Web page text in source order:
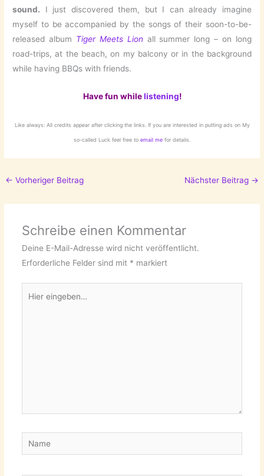
sound. I just discovered them, but I can already imagine
myself to be accompanied by the songs of their soon-to-be-
released album Tiger Meets Lionall summer long – on long
road-trips, at the beach, on my balcony or in the background
while having BBQs with friends.
Have fun whilelistening!
Like always: All credits appear after clicking the links. If you are interested in putting ads on My
so-called Luck feel free to email me for details.
← Vorheriger Beitrag Nächster Beitrag →
Schreibe einen Kommentar
Deine E-Mail-Adresse wird nicht veröffentlicht.
Erforderliche Felder sind mit * markiert
eingeben…
Name